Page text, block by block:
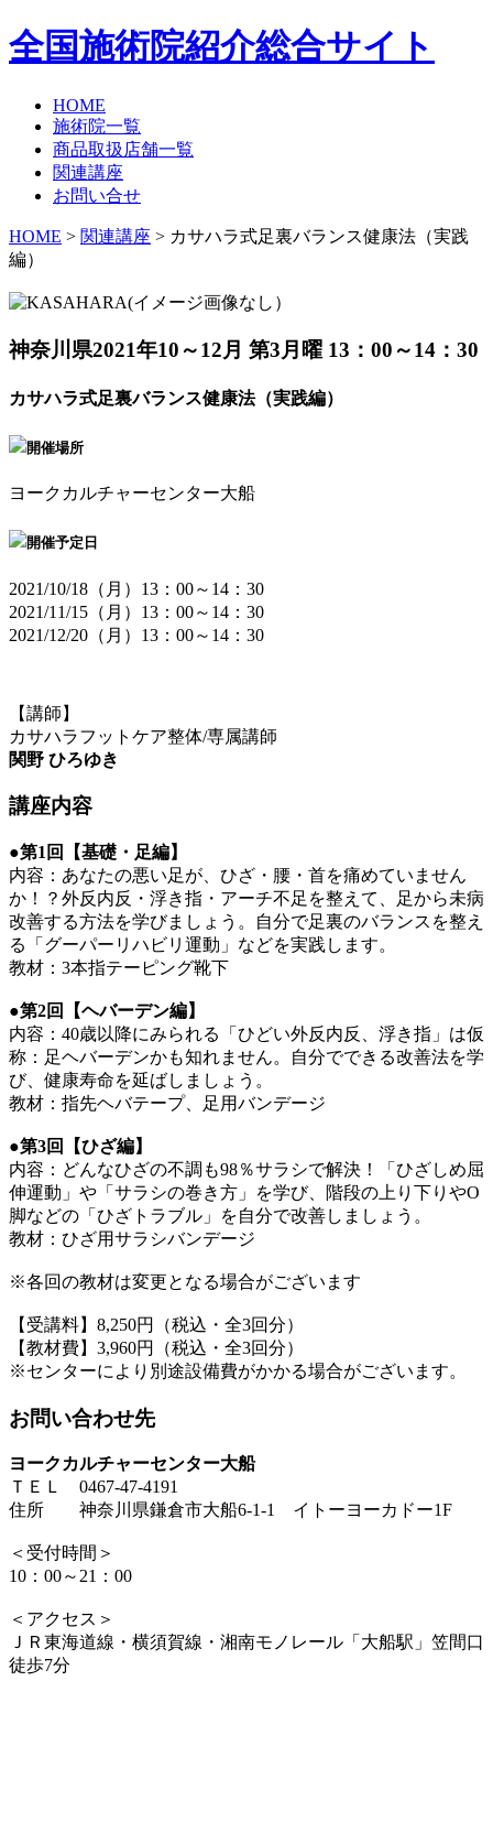
全国施術院紹介総合サイト
HOME
施術院一覧
商品取扱店舗一覧
関連講座
お問い合せ
HOME > 関連講座 > カサハラ式足裏バランス健康法（実践
編）
神奈川県2021年10～12月 第3月曜 13：00～14：30
カサハラ式足裏バランス健康法（実践編）
開催場所
ヨークカルチャーセンター大船
開催予定日
2021/10/18（月）13：00～14：30
2021/11/15（月）13：00～14：30
2021/12/20（月）13：00～14：30
【講師】
カサハラフットケア整体/専属講師
関野 ひろゆき
講座内容
●第1回【基礎・足編】
内容：あなたの悪い足が、ひざ・腰・首を痛めていません
か！？外反内反・浮き指・アーチ不足を整えて、足から未病
改善する方法を学びましょう。自分で足裏のバランスを整え
る「グーパーリハビリ運動」などを実践します。
教材：3本指テーピング靴下
●第2回【ヘバーデン編】
内容：40歳以降にみられる「ひどい外反内反、浮き指」は仮
称：足ヘバーデンかも知れません。自分でできる改善法を学
び、健康寿命を延ばしましょう。
教材：指先ヘバテープ、足用バンデージ
●第3回【ひざ編】
内容：どんなひざの不調も98％サラシで解決！「ひざしめ屈
伸運動」や「サラシの巻き方」を学び、階段の上り下りやO
脚などの「ひざトラブル」を自分で改善しましょう。
教材：ひざ用サラシバンデージ
※各回の教材は変更となる場合がございます
【受講料】8,250円（税込・全3回分）
【教材費】3,960円（税込・全3回分）
※センターにより別途設備費がかかる場合がございます。
お問い合わせ先
ヨークカルチャーセンター大船
ＴＥＬ 0467-47-4191
住所 神奈川県鎌倉市大船6-1-1 イトーヨーカドー1F
＜受付時間＞
10：00～21：00
＜アクセス＞
ＪＲ東海道線・横須賀線・湘南モノレール「大船駅」笠間口
徒歩7分